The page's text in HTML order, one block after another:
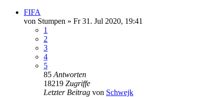
FIFA
von Stumpen » Fr 31. Jul 2020, 19:41
1
2
3
4
5
85 Antworten
18219 Zugriffe
Letzter Beitrag von Schwejk